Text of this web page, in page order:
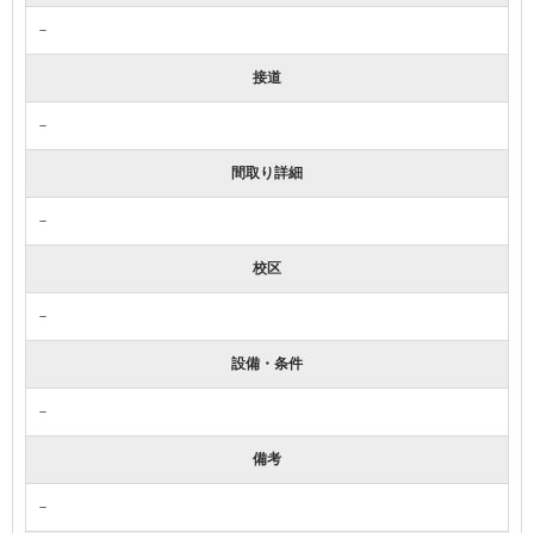
－
接道
－
間取り詳細
－
校区
－
設備・条件
－
備考
－